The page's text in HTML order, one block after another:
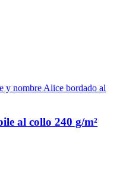
al collo 240 g/m²